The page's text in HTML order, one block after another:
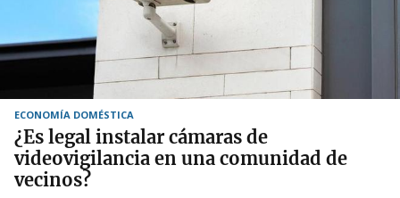
ECONOMÍA DOMÉSTICA
¿Es legal instalar cámaras de
videovigilancia en una comunidad de
vecinos?